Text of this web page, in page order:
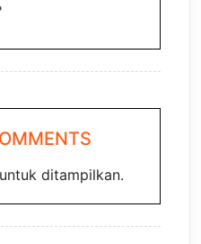
ditampilkan.